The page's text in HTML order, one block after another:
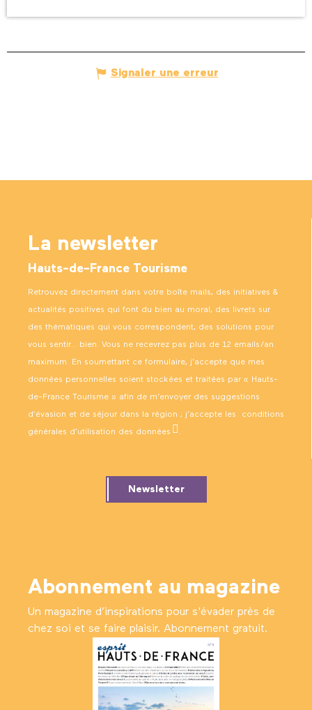
Signaler une erreur
La newsletter
Hauts-de-France Tourisme
Retrouvez directement dans votre boîte mails, des initiatives &
actualités positives qui font du bien au moral, des livrets sur
des thématiques qui vous correspondent, des solutions pour
vous sentir… bien. Vous ne recevrez pas plus de 12 emails/an
maximum. En soumettant ce formulaire, j’accepte que mes
données personnelles soient stockées et traitées par « Hauts-
de-France Tourisme » afin de m’envoyer des suggestions
d’évasion et de séjour dans la région ; j’accepte les conditions
générales d’utilisation des données .
Newsletter
Abonnement au magazine
Un magazine d’inspirations pour s'évader près de
chez soi et se faire plaisir. Abonnement gratuit.